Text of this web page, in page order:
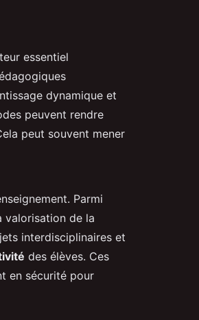
essentiel
dynamique et
peuvent rendre
peut souvent mener
Parmi
valorisation de la
interdisciplinaires et
des élèves. Ces
en sécurité pour